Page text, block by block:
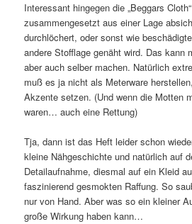
Interessant hingegen die „Beggars
zusammengesetzt aus einer Lage
durchlöchert, oder sonst wie
andere Stofflage genäht wird. Das kann
aber auch selber machen. Natürlich
muß es ja nicht als Meterware
Akzente setzen. (Und wenn die Motten
waren… auch eine Rettung)
Tja, dann ist das Heft leider schon
kleine Nähgeschichte und natürlich auf
Detailaufnahme, diesmal auf ein Kleid
faszinierend gesmokten Raffung. So
nur von Hand. Aber was so ein kleiner
große Wirkung haben kann…